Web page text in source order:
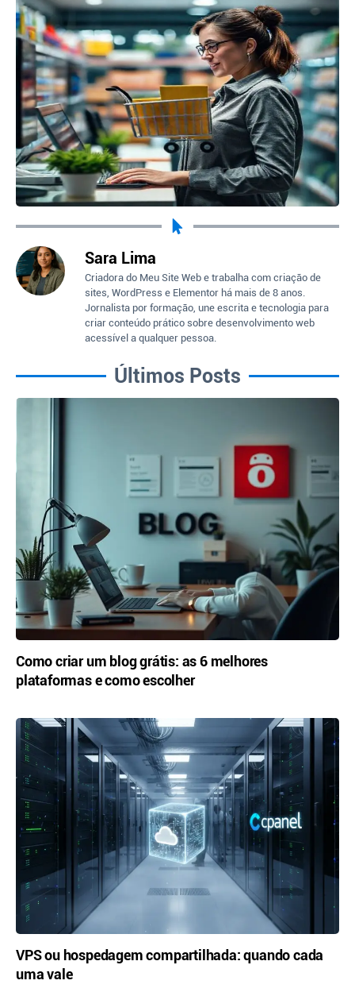
Sara Lima
Criadora do Meu Site Web e trabalha com criação de
sites, WordPress e Elementor há mais de 8 anos.
Jornalista por formação, une escrita e tecnologia para
criar conteúdo prático sobre desenvolvimento web
acessível a qualquer pessoa.
Últimos Posts
Como criar um blog grátis: as 6 melhores
plataformas e como escolher
VPS ou hospedagem compartilhada: quando cada
uma vale